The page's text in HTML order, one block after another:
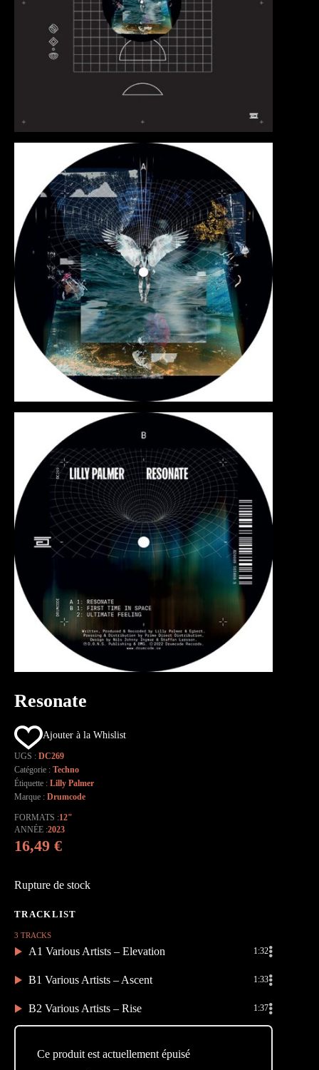
Resonate
Ajouter à la Whislist
UGS : DC269
Catégorie : Techno
Étiquette : Lilly Palmer
Marque : Drumcode
FORMATS 12"
ANNÉE 2023
16,49 €
Rupture de stock
3 TRACKS
A1 Various Artists – Elevation 1:32
B1 Various Artists – Ascent 1:33
B2 Various Artists – Rise 1:37
Ce produit est actuellement épuisé